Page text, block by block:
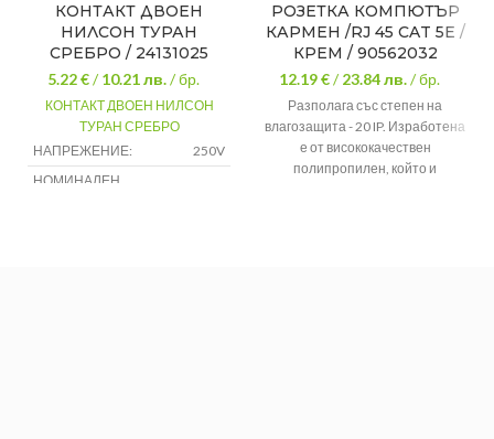
КОНТАКТ ДВОЕН
НИЛСОН ТУРАН
СРЕБРО / 24131025
5.22 €/10.21лв./ бр.
КОНТАКТ ДВОЕН НИЛСОН
ТУРАН СРЕБРО
НАПРЕЖЕНИЕ:
250V
НОМИНАЛЕН
РОЗЕТКА КОМПЮТЪР
КАРМЕН /RJ 45 CAT 5E /
КРЕМ / 90562032
12.19 €/23.84лв./ бр.
Разполага със степен на
влагозащита - 20 IP. Изработена
е от висококачествен
полипропилен, който и